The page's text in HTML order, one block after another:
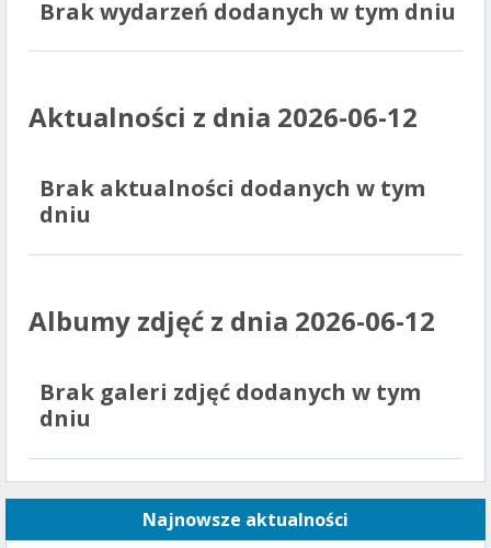
Brak wydarzeń dodanych w tym dniu
Aktualności z dnia 2026-06-12
Brak aktualności dodanych w tym
dniu
Albumy zdjęć z dnia 2026-06-12
Brak galeri zdjęć dodanych w tym
dniu
Najnowsze aktualności